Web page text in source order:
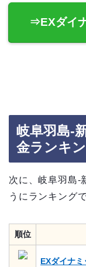
⇒EXダイ
岐阜羽島-
金ランキ
次に、岐阜羽島-
うにランキング
順位
EXダイナミ